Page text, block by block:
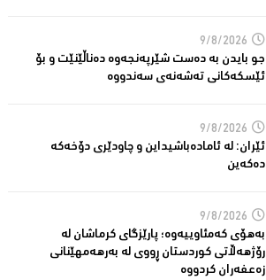
9/8/2026
جو بایدن بە دەست شێرپەنجەوە دەناڵێنێت و بۆ
ئێسكەكانی تەشەنەی سەندووە
9/8/2026
ئێران: له‌ ئاماده‌باشیداین و چاودێری دۆخه‌كه‌
ده‌كه‌ین
9/8/2026
بەهۆی کەمئاوییەوە؛ پارێزگاى کرماشان لە
رۆژهەڵاتى کوردستان ڕووى لە بەرهەمهێنانى
زەعفەران کردووە